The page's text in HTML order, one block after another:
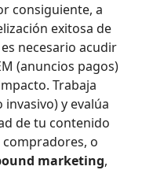
consiguiente, a
exitosa de
necesario acudir
(anuncios pagos)
Trabaja
y evalúa
de tu contenido
o
marketing,